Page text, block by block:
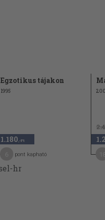
Egzotikus tájakon
1995
1.180 ,-Ft
pont kapható